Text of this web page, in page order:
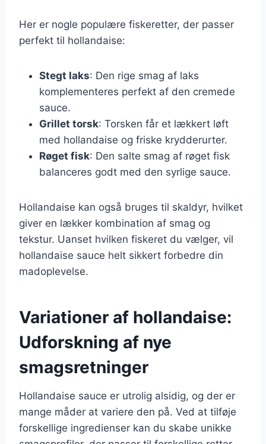
Her er nogle populære fiskeretter, der passer
perfekt til hollandaise:
Stegt laks: Den rige smag af laks
komplementeres perfekt af den cremede
sauce.
Grillet torsk: Torsken får et lækkert løft
med hollandaise og friske krydderurter.
Røget fisk: Den salte smag af røget fisk
balanceres godt med den syrlige sauce.
Hollandaise kan også bruges til skaldyr, hvilket
giver en lækker kombination af smag og
tekstur. Uanset hvilken fiskeret du vælger, vil
hollandaise sauce helt sikkert forbedre din
madoplevelse.
Variationer af hollandaise:
Udforskning af nye
smagsretninger
Hollandaise sauce er utrolig alsidig, og der er
mange måder at variere den på. Ved at tilføje
forskellige ingredienser kan du skabe unikke